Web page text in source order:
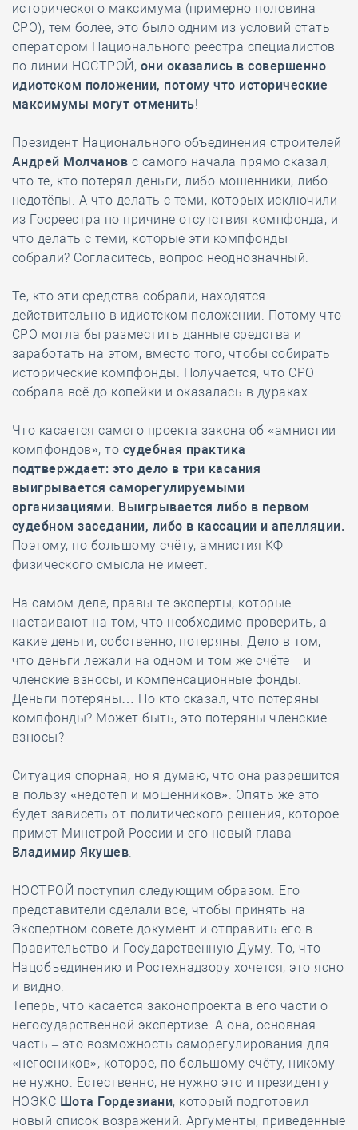
исторического максимума (примерно половина
СРО), тем более, это было одним из условий стать
оператором Национального реестра специалистов
по линии НОСТРОЙ, они оказались в совершенно
идиотском положении, потому что исторические
максимумы могут отменить!
Президент Национального объединения строителей
Андрей Молчанов с самого начала прямо сказал,
что те, кто потерял деньги, либо мошенники, либо
недотёпы. А что делать с теми, которых исключили
из Госреестра по причине отсутствия компфонда, и
что делать с теми, которые эти компфонды
собрали? Согласитесь, вопрос неоднозначный.
Те, кто эти средства собрали, находятся
действительно в идиотском положении. Потому что
СРО могла бы разместить данные средства и
заработать на этом, вместо того, чтобы собирать
исторические компфонды. Получается, что СРО
собрала всё до копейки и оказалась в дураках.
Что касается самого проекта закона об «амнистии
компфондов», то судебная практика
подтверждает: это дело в три касания
выигрывается саморегулируемыми
организациями. Выигрывается либо в первом
судебном заседании, либо в кассации и апелляции.
Поэтому, по большому счёту, амнистия КФ
физического смысла не имеет.
На самом деле, правы те эксперты, которые
настаивают на том, что необходимо проверить, а
какие деньги, собственно, потеряны. Дело в том,
что деньги лежали на одном и том же счёте – и
членские взносы, и компенсационные фонды.
Деньги потеряны… Но кто сказал, что потеряны
компфонды? Может быть, это потеряны членские
взносы?
Ситуация спорная, но я думаю, что она разрешится
в пользу «недотёп и мошенников». Опять же это
будет зависеть от политического решения, которое
примет Минстрой России и его новый глава
Владимир Якушев.
НОСТРОЙ поступил следующим образом. Его
представители сделали всё, чтобы принять на
Экспертном совете документ и отправить его в
Правительство и Государственную Думу. То, что
Нацобъединению и Ростехнадзору хочется, это ясно
и видно.
Теперь, что касается законопроекта в его части о
негосударственной экспертизе. А она, основная
часть – это возможность саморегулирования для
«негосников», которое, по большому счёту, никому
не нужно. Естественно, не нужно это и президенту
НОЭКС Шота Гордезиани, который подготовил
новый список возражений. Аргументы, приведённые